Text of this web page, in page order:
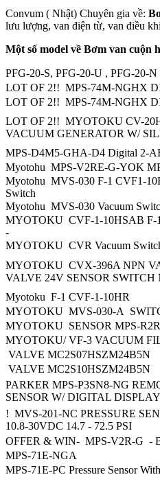
Convum ( Nhật) Chuyên gia về:
lưu lượng, van điện từ, van điều
Một số model về Bơm van cuộn
PFG-20-S, PFG-20-U , PFG-20-
LOT OF 2!! MPS-74M-NGHX
LOT OF 2!! MPS-74M-NGHX
LOT OF 2!! MYOTOKU CV-
VACUUM GENERATOR W/
MPS-D4M5-GHA-D4 Digital 2-
Myotohu MPS-V2RE-G-YOK
Myotohu MVS-030 F-1 CVF1-
Switch
Myotohu MVS-030 Vacuum
MYOTOKU CVF-1-10HSAB F-
-
MYOTOKU CVR Vacuum
MYOTOKU CVX-396A NPN
VALVE 24V SENSOR SWITCH
Myotoku F-1 CVF-1-10HR
MYOTOKU MVS-030-A
MYOTOKU SENSOR MPS-
MYOTOKU/ VF-3 VACUUM
VALVE MC2S07HSZM24B5N
VALVE MC2S10HSZM24B5N
PARKER MPS-P3SN8-NG
SENSOR W/ DIGITAL DISPLAY
! MVS-201-NC PRESSURE
10.8-30VDC 14.7 - 72.5 PSI
OFFER & WIN- MPS-V2R-G -
MPS-71E-NGA
MPS-71E-PC Pressure Sensor